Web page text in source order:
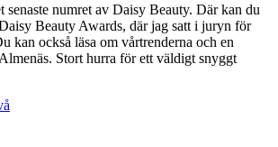
senaste numret av Daisy Beauty. Där kan du
Beauty Awards, där jag satt i juryn för
kan också läsa om vårtrenderna och en
Stort hurra för ett väldigt snyggt